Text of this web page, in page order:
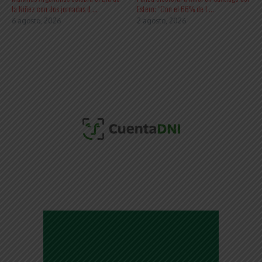
la Niñez con dos jornadas d ...
6 agosto, 2026
Estero: “Con el 66% de l ...
2 agosto, 2026